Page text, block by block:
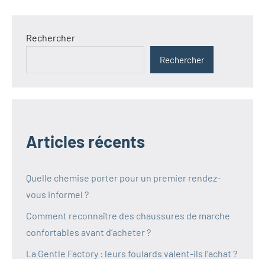
Rechercher
Rechercher
Articles récents
Quelle chemise porter pour un premier rendez-
vous informel ?
Comment reconnaître des chaussures de marche
confortables avant d’acheter ?
La Gentle Factory : leurs foulards valent-ils l’achat ?